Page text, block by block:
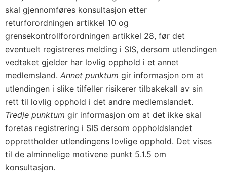
skal gjennomføres konsultasjon etter
returforordningen artikkel 10 og
grensekontrollforordningen artikkel 28, før det
eventuelt registreres melding i SIS, dersom utlendingen
vedtaket gjelder har lovlig opphold i et annet
medlemsland. Annet punktum gir informasjon om at
utlendingen i slike tilfeller risikerer tilbakekall av sin
rett til lovlig opphold i det andre medlemslandet.
Tredje punktum gir informasjon om at det ikke skal
foretas registrering i SIS dersom oppholdslandet
opprettholder utlendingens lovlige opphold. Det vises
til de alminnelige motivene punkt 5.1.5 om
konsultasjon.